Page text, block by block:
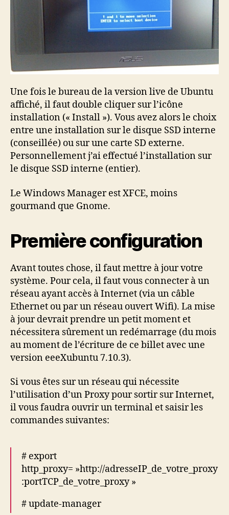
Une fois le bureau de la version live de Ubuntu
affiché, il faut double cliquer sur l’icône
installation (« Install »). Vous avez alors le choix
entre une installation sur le disque SSD interne
(conseillée) ou sur une carte SD externe.
Personnellement j’ai effectué l’installation sur
le disque SSD interne (entier).
Le Windows Manager est XFCE, moins
gourmand que Gnome.
Première configuration
Avant toutes chose, il faut mettre à jour votre
système. Pour cela, il faut vous connecter à un
réseau ayant accès à Internet (via un câble
Ethernet ou par un réseau ouvert Wifi). La mise
à jour devrait prendre un petit moment et
nécessitera sûrement un redémarrage (du mois
au moment de l’écriture de ce billet avec une
version eeeXubuntu 7.10.3).
Si vous êtes sur un réseau qui nécessite
l’utilisation d’un Proxy pour sortir sur Internet,
il vous faudra ouvrir un terminal et saisir les
commandes suivantes:
# export
http_proxy= »http://adresseIP_de_votre_proxy
:portTCP_de_votre_proxy »
# update-manager